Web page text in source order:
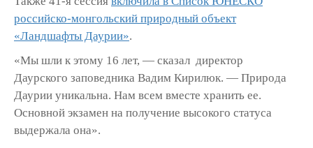
российско-монгольский природный объект
«Ландшафты Даурии».
«Мы шли к этому 16 лет, — сказал директор
Даурского заповедника Вадим Кирилюк. — Природа
Даурии уникальна. Нам всем вместе хранить ее.
Основной экзамен на получение высокого статуса
выдержала она».